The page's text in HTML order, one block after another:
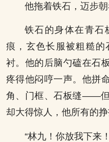
他拖着铁石，迈步朝
铁石的身体在青石
痕，玄色长服被粗糙
衬。他的后脑勺磕在石
疼得他闷哼一声。他拼
角、门框、石板缝——
却大得惊人，他所有的挣
“林九！你放我下来